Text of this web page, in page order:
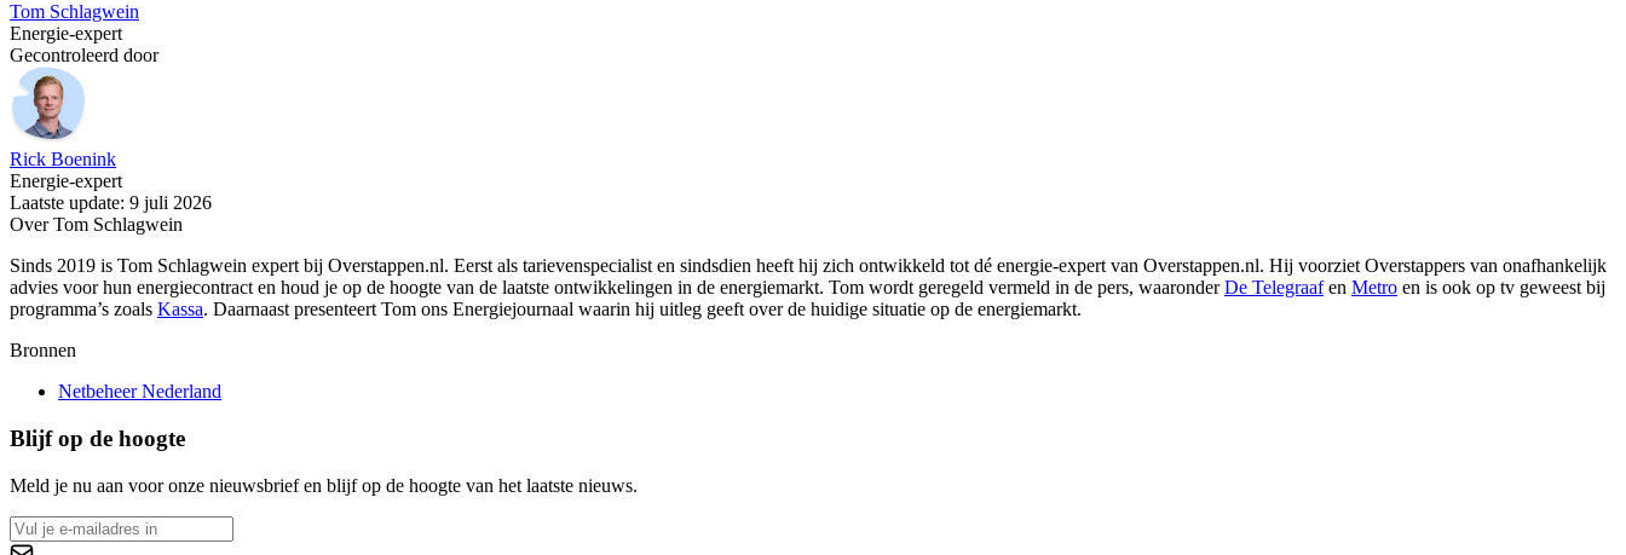
Tom Schlagwein
Energie-expert
Gecontroleerd door
Rick Boenink
Energie-expert
Laatste update: 9 juli 2026
Over Tom Schlagwein
Sinds 2019 is Tom Schlagwein expert bij Overstappen.nl. Eerst als tarievenspecialist en sindsdien heeft hij zich ontwikkeld tot dé energie-expert van Overstappen.nl. Hij voorziet Overstappers van onafhankelijk
advies voor hun energiecontract en houd je op de hoogte van de laatste ontwikkelingen in de energiemarkt. Tom wordt geregeld vermeld in de pers, waaronderDe Telegraafen Metro en is ook op tv geweest bij
programma’s zoals Kassa. Daarnaast presenteert Tom ons Energiejournaal waarin hij uitleg geeft over de huidige situatie op de energiemarkt.
Bronnen
Netbeheer Nederland
Blijf op de hoogte
Meld je nu aan voor onze nieuwsbrief en blijf op de hoogte van het laatste nieuws.